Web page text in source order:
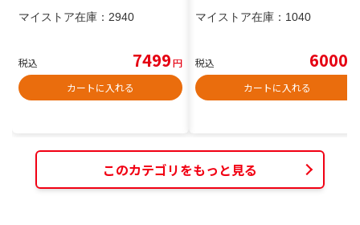
マイストア在庫： 2940
税込 7499円
カートに入れる
マイストア在庫： 1040
税込 6000
カートに入れる
このカテゴリをもっと見る